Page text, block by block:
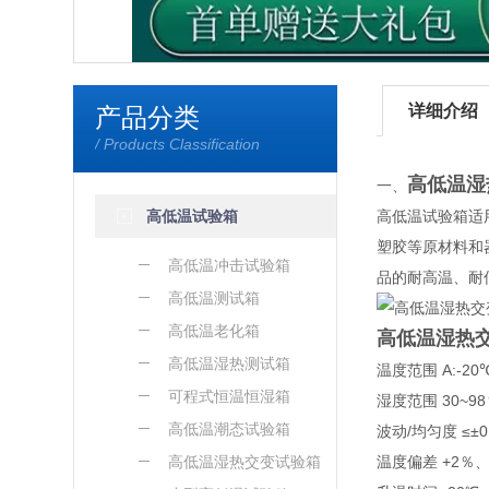
产品分类
/ Products Classification
高低温试验箱
高低温冲击试验箱
高低温测试箱
高低温老化箱
高低温湿热测试箱
可程式恒温恒湿箱
高低温潮态试验箱
高低温湿热交变试验箱
详细介绍
一、 高低温
高低温试验箱
塑胶等原材料
品的耐高温、
高低温湿热
温度范围 A:-
湿度范围
波动/均匀度
温度偏差 +2％